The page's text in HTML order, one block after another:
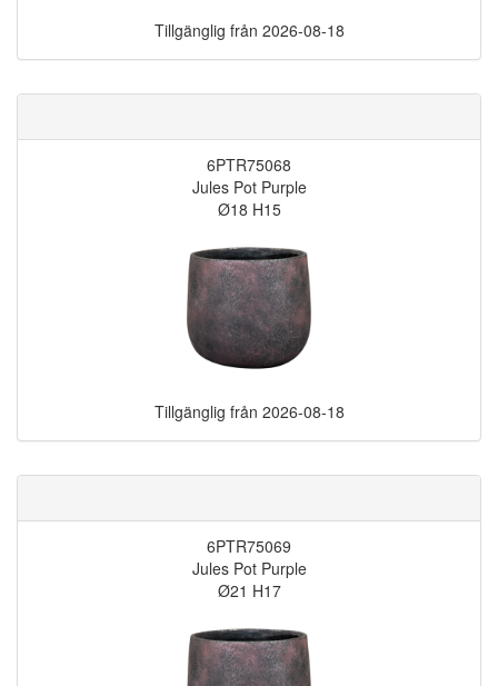
Tillgänglig från 2026-08-18
6PTR75068
Jules Pot Purple
Ø18 H15
Tillgänglig från 2026-08-18
6PTR75069
Jules Pot Purple
Ø21 H17